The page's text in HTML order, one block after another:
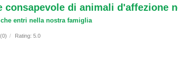
di animali d'affezione
entri nella nostra famiglia
/ Rating: 5.0